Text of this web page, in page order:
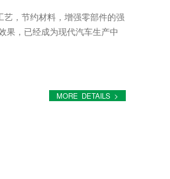
，节约材料，增强零部件的强
果，已经成为现代汽车生产中
MORE DETAILS >